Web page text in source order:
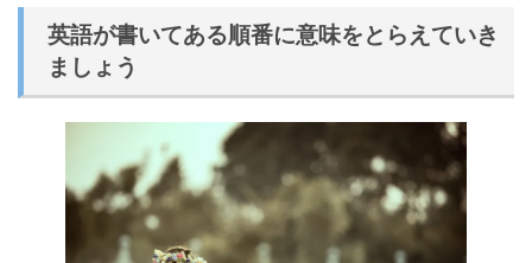
英語が書いてある順番に意味をとらえていき
ましょう